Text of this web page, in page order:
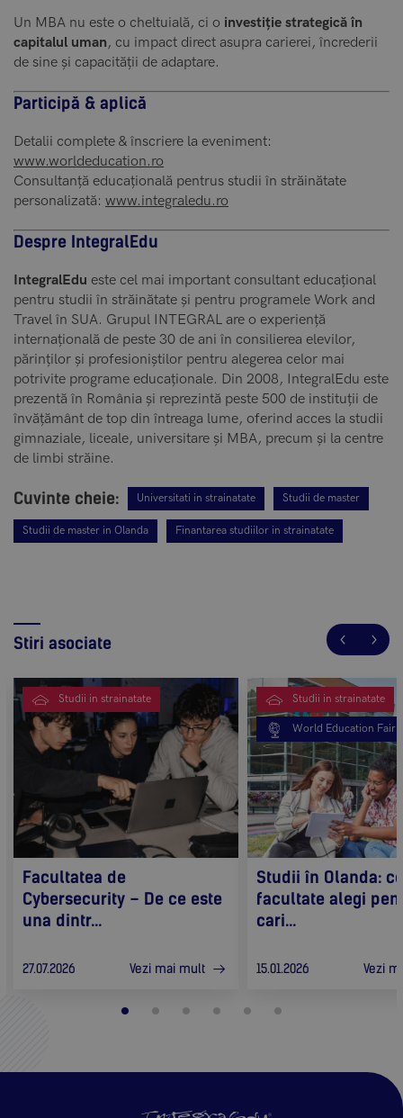
Un MBA nu este o cheltuială, ci o investiție strategică în
capitalul uman, cu impact direct asupra carierei, încrederii
de sine și capacității de adaptare.
Participă & aplică
Detalii complete & înscriere la eveniment:
www.worldeducation.ro
Consultanță educațională pentrus studii în străinătate
personalizată: www.integraledu.ro
Despre IntegralEdu
IntegralEdu este cel mai important consultant educațional
pentru studii în străinătate și pentru programele Work and
Travel în SUA. Grupul INTEGRAL are o experiență
internațională de peste 30 de ani în consilierea elevilor,
părinților și profesioniștilor pentru alegerea celor mai
potrivite programe educaționale. Din 2008, IntegralEdu este
prezentă în România și reprezintă peste 500 de instituții de
învățământ de top din întreaga lume, oferind acces la studii
gimnaziale, liceale, universitare și MBA, precum și la centre
de limbi străine.
Cuvinte cheie: Universitati in strainatate Studii de master
Studii de master in Olanda Finantarea studiilor in strainatate
Stiri asociate
Studii in strainatate
Facultatea de
Cybersecurity – De ce este
una dintr...
27.07.2026 Vezi mai mult
Studii in strainatate
World Education Fair
Studii în Olanda: ce
facultate alegi
cari...
15.01.2026 Vezi